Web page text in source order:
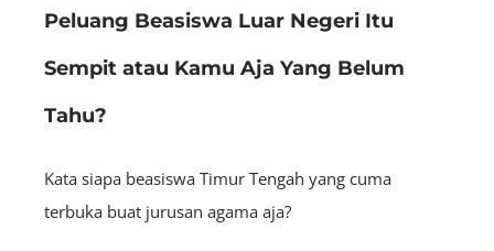
Peluang Beasiswa Luar Negeri Itu
Sempit atau Kamu Aja Yang Belum
Tahu?
Kata siapa beasiswa Timur Tengah yang cuma
terbuka buat jurusan agama aja?